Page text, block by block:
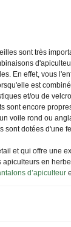
sont très
En effet, vous
est
et/ou de
sont encore
voile rond ou
sont dotées d'une
et qui offre une
en
d’apiculteur